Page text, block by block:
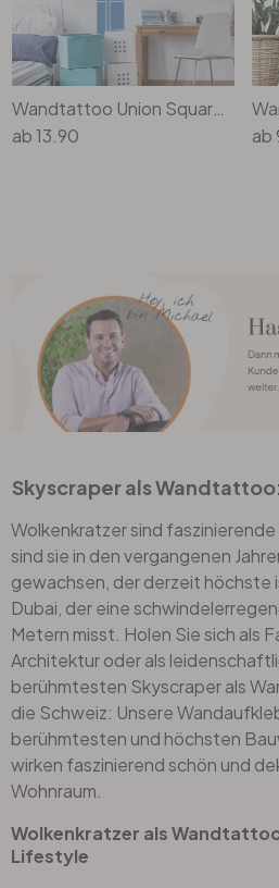
ab13.90
ab
Skyscraper als
Wolkenkratzer sind
sind sie in den vergangenen
gewachsen, der derzeit höchste
Dubai, der eine
Metern misst. Holen Sie sich als
Architektur oder als
berühmtesten Skyscraper als
die Schweiz: Unsere
berühmtesten und höchsten
wirken faszinierend schön und
Wohnraum.
Wolkenkratzer als
Lifestyle